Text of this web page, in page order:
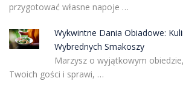
przygotować własne napoje …
Wykwintne Dania Obiadowe:
Wybrednych Smakoszy
Marzysz o wyjątkowym
Twoich gości i sprawi, …